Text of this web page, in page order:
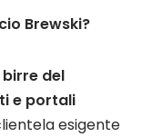
Brewski?
del
e portali
esigente